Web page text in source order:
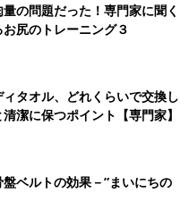
の問題だった！専門家に聞く
尻のトレーニング３
タオル、どれくらいで交換し
潔に保つポイント【専門家】
ベルトの効果－”まいにちの